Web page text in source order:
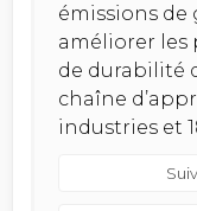
émissions de
améliorer les
de durabilité
chaîne
industries et